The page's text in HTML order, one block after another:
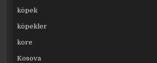
köpek
köpekler
kore
Kosova